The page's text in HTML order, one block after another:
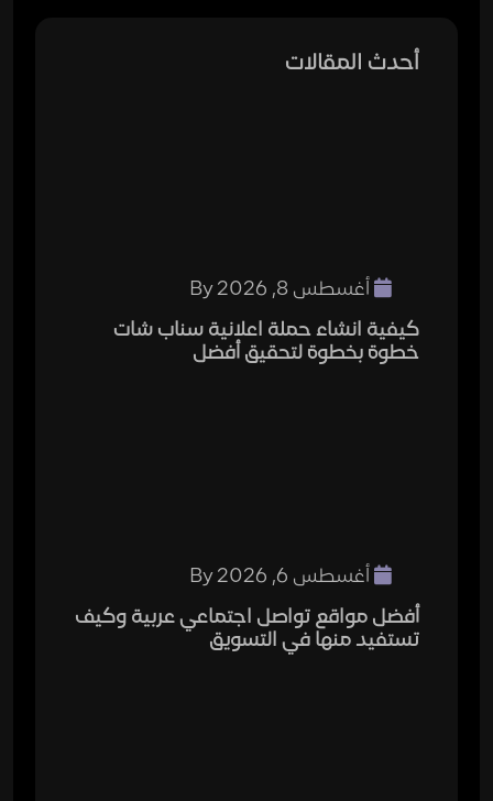
أحدث المقالات
أغسطس 8, 2026
By
كيفية انشاء حملة اعلانية سناب شات
خطوة بخطوة لتحقيق أفضل
أغسطس 6, 2026
By
أفضل مواقع تواصل اجتماعي عربية وكيف
تستفيد منها في التسويق